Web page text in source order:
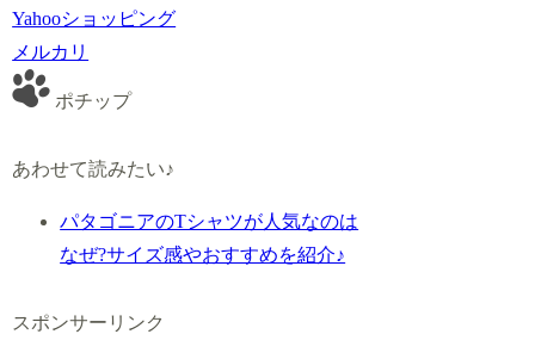
Yahooショッピング
メルカリ
ポチップ
あわせて読みたい♪
パタゴニアのTシャツが人気なのは
なぜ?サイズ感やおすすめを紹介♪
スポンサーリンク